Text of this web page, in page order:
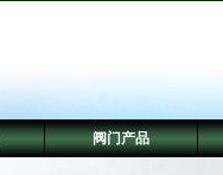
阀门产品